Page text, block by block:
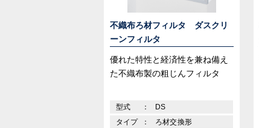
不織布ろ材フィルタ ダスクリ
ーンフィルタ
優れた特性と経済性を兼ね備え
た不織布製の粗じんフィルタ
型式
DS
タイプ
ろ材交換形